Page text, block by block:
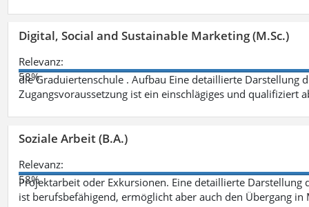
Digital, Social and Sustainable Marketing (M.Sc.)
Relevanz:
58%
die Graduiertenschule . Aufbau Eine detaillierte Darstellung
Zugangsvoraussetzung ist ein einschlägiges und qualifiziert
Soziale Arbeit (B.A.)
Relevanz:
58%
Projektarbeit oder Exkursionen. Eine detaillierte
ist berufsbefähigend, ermöglicht aber auch den Übergang in